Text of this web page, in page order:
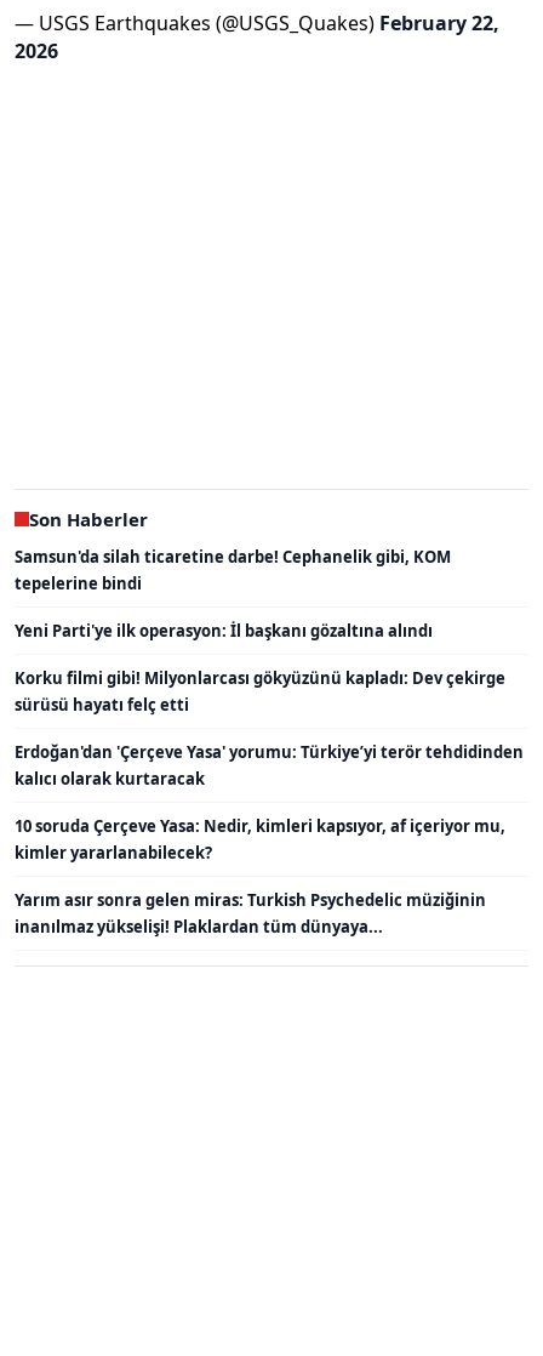
— USGS Earthquakes (@USGS_Quakes) February 22,
2026
Son Haberler
Samsun'da silah ticaretine darbe! Cephanelik gibi, KOM
tepelerine bindi
Yeni Parti'ye ilk operasyon: İl başkanı gözaltına alındı
Korku filmi gibi! Milyonlarcası gökyüzünü kapladı: Dev çekirge
sürüsü hayatı felç etti
Erdoğan'dan 'Çerçeve Yasa' yorumu: Türkiye’yi terör tehdidinden
kalıcı olarak kurtaracak
10 soruda Çerçeve Yasa: Nedir, kimleri kapsıyor, af içeriyor mu,
kimler yararlanabilecek?
Yarım asır sonra gelen miras: Turkish Psychedelic müziğinin
inanılmaz yükselişi! Plaklardan tüm dünyaya...